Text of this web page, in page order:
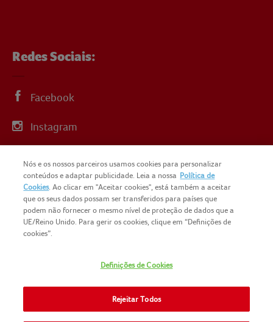
Redes Sociais:
Facebook
Instagram
YouTube
COPYRIGHT IGLO PORTUGAL 2025
NOMAD FOODS
SITEMAP
POLÍTICA DE PRIVACIDADE
Nós e os nossos parceiros usamos cookies para personalizar
conteúdos e adaptar publicidade. Leia a nossa Política de
Cookies. Ao clicar em "Aceitar cookies", está também a aceitar
que os seus dados possam ser transferidos para países que
podem não fornecer o mesmo nível de proteção de dados que a
UE/Reino Unido. Para gerir os cookies, clique em “Definições de
cookies”.
Definições de Cookies
Rejeitar Todos